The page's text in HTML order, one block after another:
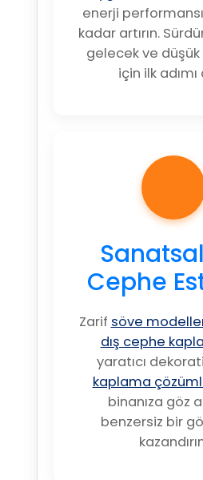
enerji
kadar artırın.
gelecek ve
için ilk adımı
Cephe
Zarif söve
dış cephe
yaratıcı
kaplama
binanıza göz
benzersiz bir